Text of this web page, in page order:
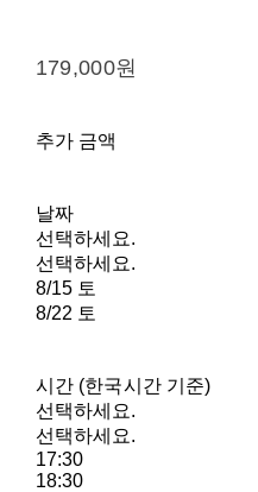
179,000원
추가 금액
날짜
선택하세요.
선택하세요.
8/15 토
8/22 토
시간 (한국시간 기준)
선택하세요.
선택하세요.
17:30
18:30